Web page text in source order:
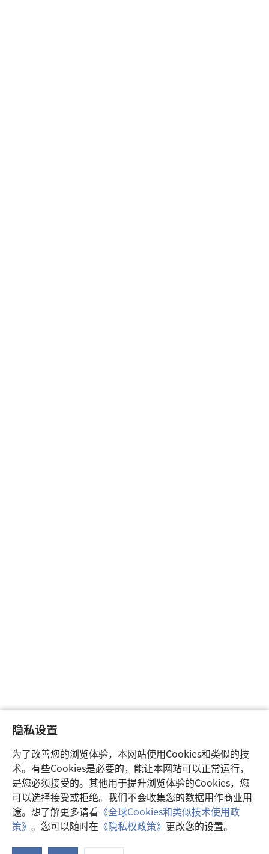
隐私设置
为了改善您的浏览体验，本网站使用Cookies和类似的技
术。有些Cookies是必要的，能让本网站可以正常运行，
是您必须接受的。其他用于提升浏览体验的Cookies，您
可以选择接受或拒绝。我们不会收集您的数据用作商业用
途。想了解更多请看 《全球Cookies和类似技术使用政
策》 。您可以随时在 《隐私权政策》 更改您的设置。